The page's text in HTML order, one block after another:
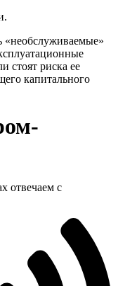
«необслуживаемые»
стоят риска ее
капитального
отвечаем с